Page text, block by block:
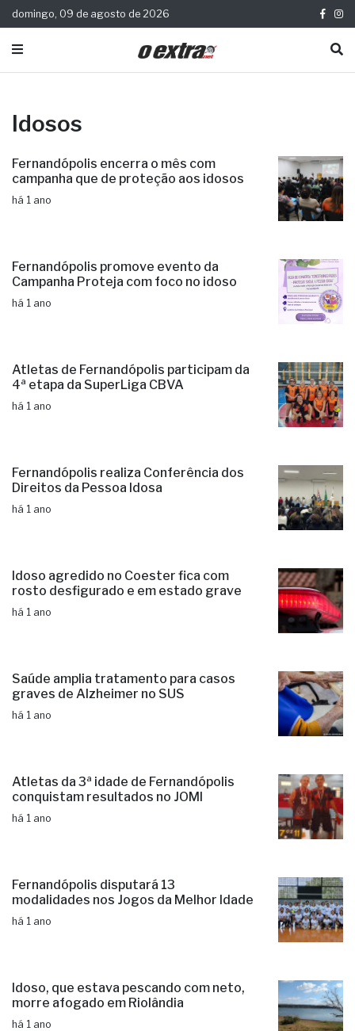
domingo, 09 de agosto de 2026
Idosos
Fernandópolis encerra o mês com
campanha que de proteção aos idosos
há 1 ano
Fernandópolis promove evento da
Campanha Proteja com foco no idoso
há 1 ano
Atletas de Fernandópolis participam da
4ª etapa da SuperLiga CBVA
há 1 ano
Fernandópolis realiza Conferência dos
Direitos da Pessoa Idosa
há 1 ano
Idoso agredido no Coester fica com
rosto desfigurado e em estado grave
há 1 ano
Saúde amplia tratamento para casos
graves de Alzheimer no SUS
há 1 ano
Atletas da 3ª idade de Fernandópolis
conquistam resultados no JOMI
há 1 ano
Fernandópolis disputará 13
modalidades nos Jogos da Melhor Idade
há 1 ano
Idoso, que estava pescando com neto,
morre afogado em Riolândia
há 1 ano